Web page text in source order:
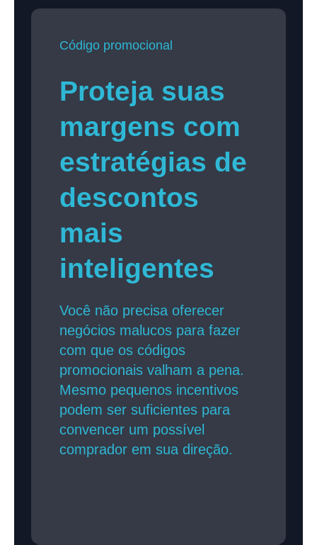
Código promocional
Proteja suas
margens com
estratégias de
descontos
mais
inteligentes
Você não precisa oferecer
negócios malucos para fazer
com que os códigos
promocionais valham a pena.
Mesmo pequenos incentivos
podem ser suficientes para
convencer um possível
comprador em sua direção.